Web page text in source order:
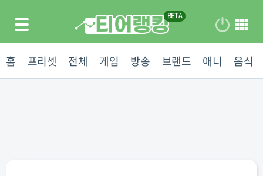
홈 프리셋 전체 게임 방송 브랜드 애니 음식